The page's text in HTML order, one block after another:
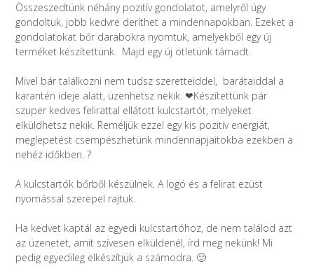
Összeszedtünk néhány pozitív gondolatot, amelyről úgy
gondoltuk, jobb kedvre deríthet a mindennapokban. Ezeket a
gondolatokat bőr darabokra nyomtuk, amelyekből egy új
terméket készítettünk. Majd egy új ötletünk támadt.
Mivel bár találkozni nem tudsz szeretteiddel, barátaiddal a
karantén ideje alatt, üzenhetsz nekik. ❤Készítettünk pár
szuper kedves felirattal ellátott kulcstartót, melyeket
elküldhetsz nekik. Reméljük ezzel egy kis pozitív energiát,
meglepetést csempészhetünk mindennapjaitokba ezekben a
nehéz időkben. ?
A kulcstartók bőrből készülnek. A logó és a felirat ezüst
nyomással szerepel rajtuk.
Ha kedvet kaptál az egyedi kulcstartóhoz, de nem találod azt
az üzenetet, amit szívesen elküldenél, írd meg nekünk! Mi
pedig egyedileg elkészítjük a számodra. 🙂